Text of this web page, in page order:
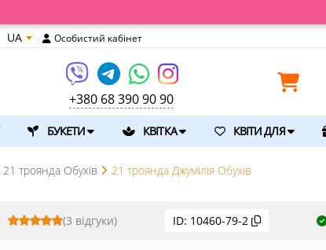
UA Особистий кабінет
+380 68 390 90 90
БУКЕТИ КВІТКА КВІТИ ДЛЯ
21 троянда Обухів 21 троянда Джумілія Обухів
(3 відгуки) ID: 10460-79-2